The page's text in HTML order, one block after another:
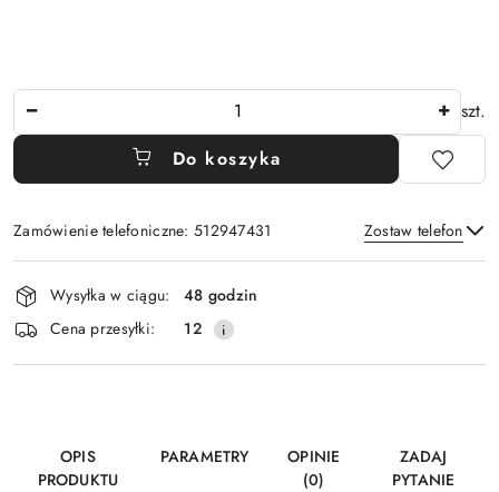
szt.
Do koszyka
Zamówienie telefoniczne: 512947431 Zostaw telefon
Wyślij
Dostępność
i
dostawa
Wysyłka w ciągu:
48 godzin
Cena przesyłki:
12
OPIS
PRODUKTU
PARAMETRY
OPINIE
(0)
ZADAJ
PYTANIE